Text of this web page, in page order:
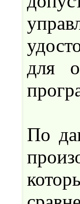
для
По